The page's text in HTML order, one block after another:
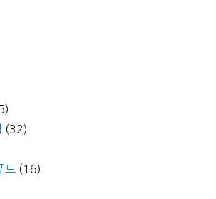
(32)
드 (16)